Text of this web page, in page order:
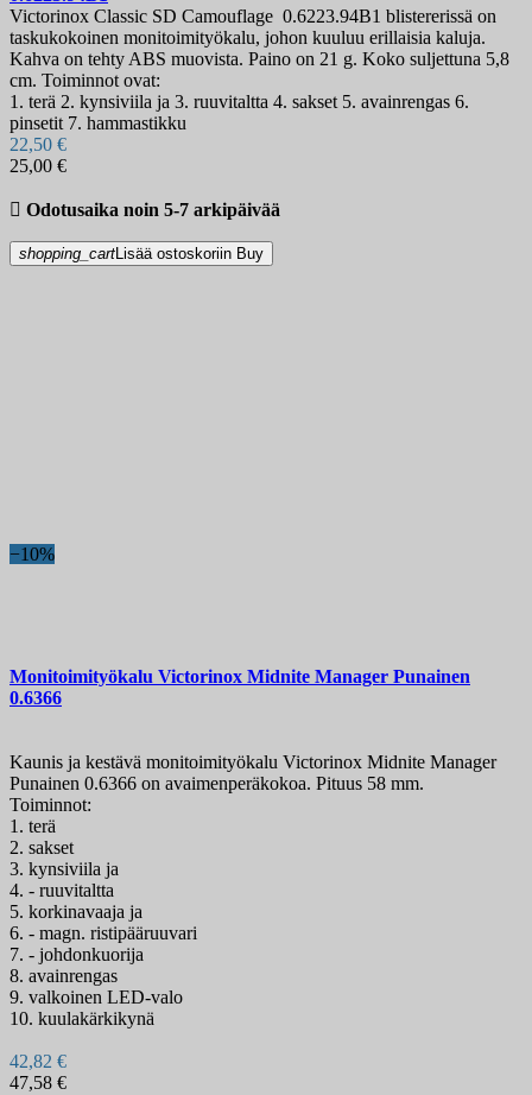
Victorinox Classic SD Сamouflage 0.6223.94B1 blistererissä on
taskukokoinen monitoimityökalu, johon kuuluu erillaisia kaluja.
Kahva on tehty ABS muovista. Paino on 21 g. Koko suljettuna 5,8
cm. Toiminnot ovat:
1. terä 2. kynsiviila ja 3. ruuvitaltta 4. sakset 5. avainrengas 6.
pinsetit 7. hammastikku
22,50 €
25,00 €
 Odotusaika noin 5-7 arkipäivää
shopping_cartLisää ostoskoriin Buy
−10%
Monitoimityökalu Victorinox Midnite Manager Punainen
0.6366
Kaunis ja kestävä monitoimityökalu Victorinox Midnite Manager
Punainen 0.6366 on avaimenperäkokoa. Pituus 58 mm.
Toiminnot:
1. terä
2. sakset
3. kynsiviila ja
4. - ruuvitaltta
5. korkinavaaja ja
6. - magn. ristipääruuvari
7. - johdonkuorija
8. avainrengas
9. valkoinen LED-valo
10. kuulakärkikynä
42,82 €
47,58 €